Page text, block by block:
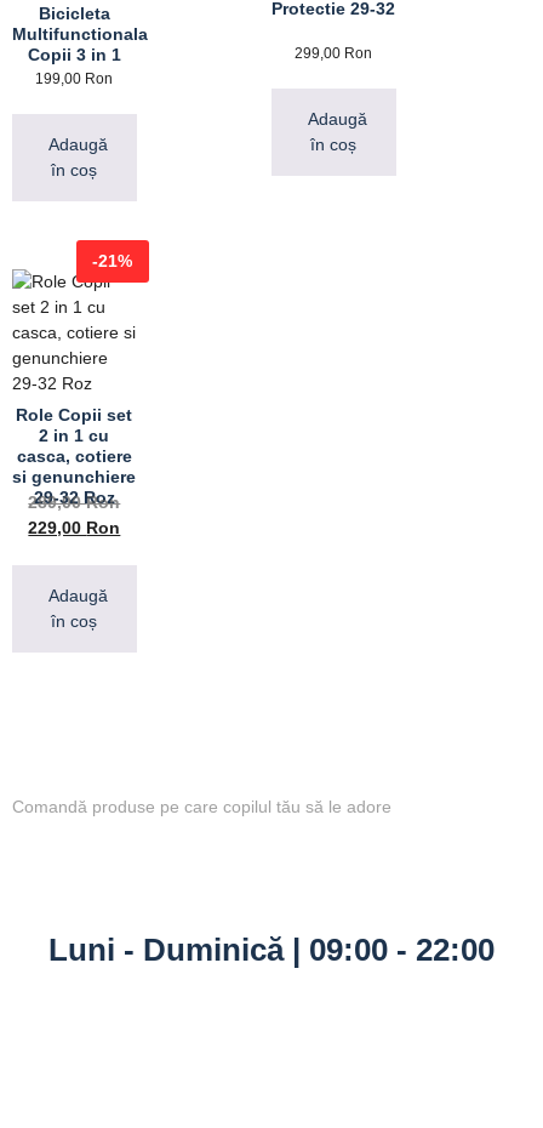
Bicicleta
Multifunctionala
Copii 3 in 1
199,00 Ron
Adaugă
în coș
Protectie 29-32
299,00 Ron
Adaugă
în coș
-21%
Role Copii set
2 in 1 cu
casca, cotiere
si genunchiere
29-32 Roz
289,00Ron
229,00 Ron
Adaugă
în coș
Comandă produse pe care copilul tău să le adore
Luni - Duminică | 09:00 - 22:00